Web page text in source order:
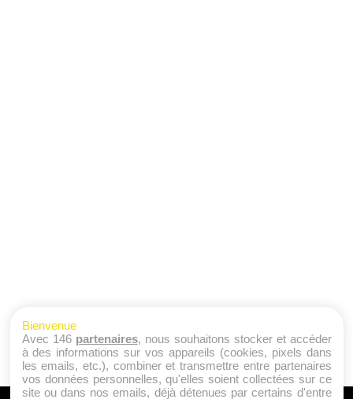
Bienvenue
Avec 146 partenaires, nous souhaitons stocker et accéder
à des informations sur vos appareils (cookies, pixels dans
les emails, etc.), combiner et transmettre entre partenaires
vos données personnelles, qu'elles soient collectées sur ce
site ou dans nos emails, déjà détenues par certains d'entre